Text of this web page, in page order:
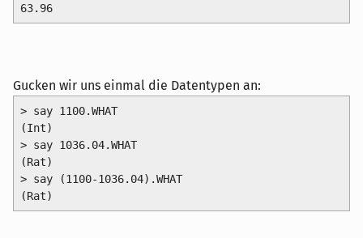
63.96
Gucken wir uns einmal die Datentypen an:
> say 1100.WHAT
(Int)
> say 1036.04.WHAT
(Rat)
> say (1100-1036.04).WHAT
(Rat)